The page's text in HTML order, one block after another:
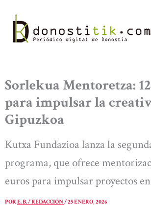
contenido
Sorlekua Mentoretza:
para impulsar la
Gipuzkoa
Kutxa Fundazioa lanza la
programa, que ofrece
euros para impulsar proyectos
PORE. B. / REDACCIÓN/25 ENERO, 2026